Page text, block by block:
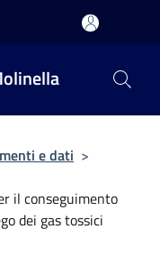
e dati >
il conseguimento
dei gas tossici